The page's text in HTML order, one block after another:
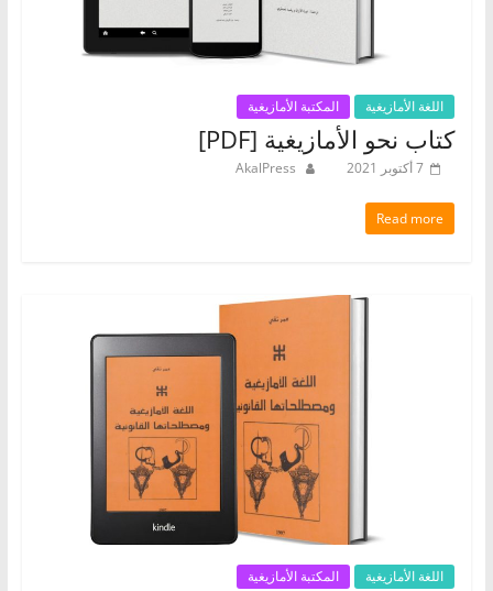
اللغة الأمازيغية المكتبة الأمازيغية
كتاب نحو الأمازيغية [PDF]
7 أكتوبر 2021 AkalPress
Read more
اللغة الأمازيغية المكتبة الأمازيغية